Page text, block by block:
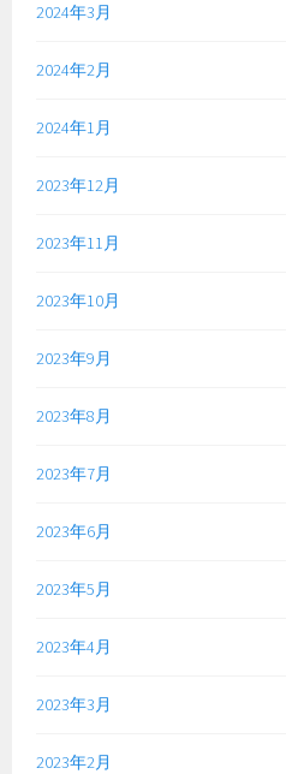
2024年3月
2024年2月
2024年1月
2023年12月
2023年11月
2023年10月
2023年9月
2023年8月
2023年7月
2023年6月
2023年5月
2023年4月
2023年3月
2023年2月